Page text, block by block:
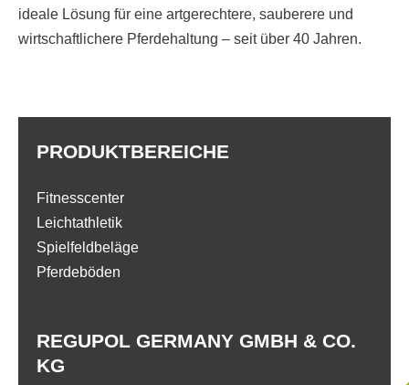
ideale Lösung für eine artgerechtere, sauberere und
wirtschaftlichere Pferdehaltung – seit über 40 Jahren.
REGUPOL GERMANY GMBH & CO.
KG
PRODUKTBEREICHE
Fitnesscenter
Leichtathletik
Spielfeldbeläge
Pferdeböden